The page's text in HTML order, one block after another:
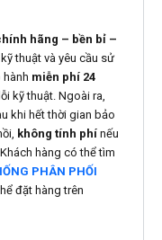
hãng – bền bỉ –
thuật và yêu cầu sử
miễn phí 24
kỹ thuật. Ngoài ra,
khi hết thời gian bảo
không tính phí nếu
hàng có thể tìm
PHÂN PHỐI
đặt hàng trên